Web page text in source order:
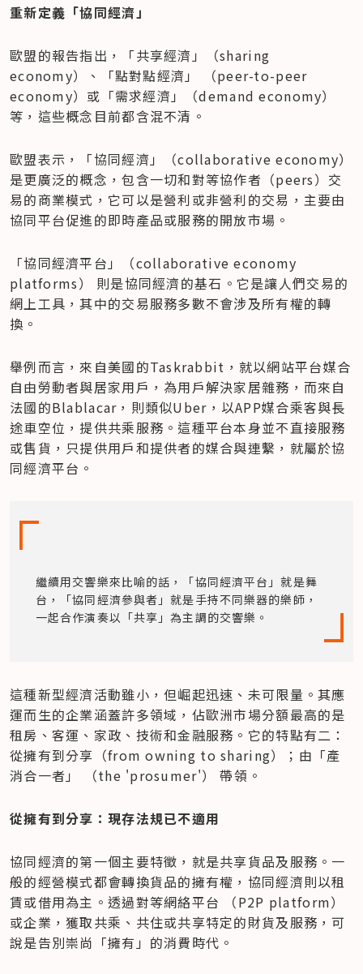
重新定義「協同經濟」
歐盟的報告指出，「共享經濟」（sharing
economy）、「點對點經濟」 （peer-to-peer
economy）或「需求經濟」（demand economy）
等，這些概念目前都含混不清。
歐盟表示，「協同經濟」（collaborative economy）
是更廣泛的概念，包含一切和對等協作者（peers）交
易的商業模式，它可以是營利或非營利的交易，主要由
協同平台促進的即時產品或服務的開放市場。
「協同經濟平台」（collaborative economy
platforms） 則是協同經濟的基石。它是讓人們交易的
網上工具，其中的交易服務多數不會涉及所有權的轉
換。
舉例而言，來自美國的Taskrabbit，就以網站平台媒合
自由勞動者與居家用戶，為用戶解決家居雜務，而來自
法國的Blablacar，則類似Uber，以APP媒合乘客與長
途車空位，提供共乘服務。這種平台本身並不直接服務
或售貨，只提供用戶和提供者的媒合與連繫，就屬於協
同經濟平台。
繼續用交響樂來比喻的話，「協同經濟平台」就是舞
台，「協同經濟參與者」就是手持不同樂器的樂師，
一起合作演奏以「共享」為主調的交響樂。
這種新型經濟活動雖小，但崛起迅速、未可限量。其應
運而生的企業涵蓋許多領域，佔歐洲市場分額最高的是
租房、客運、家政、技術和金融服務。它的特點有二：
從擁有到分享（from owning to sharing）；由「產
消合一者」 （the 'prosumer'） 帶領。
從擁有到分享：現存法規已不適用
協同經濟的第一個主要特徵，就是共享貨品及服務。一
般的經營模式都會轉換貨品的擁有權，協同經濟則以租
賃或借用為主。透過對等網絡平台 （P2P platform）
或企業，獲取共乘、共住或共享特定的財貨及服務，可
說是告別崇尚「擁有」的消費時代。